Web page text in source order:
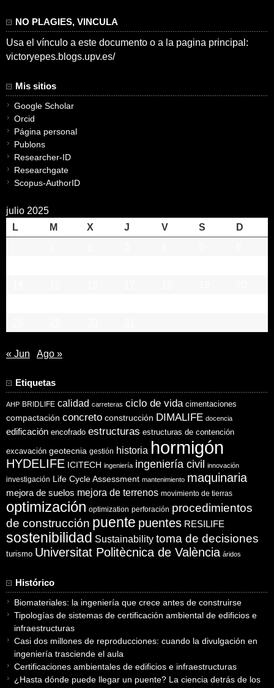
NO PLAGIES, VINCULA
Usa el vínculo a este documento o a la pagina principal:
victoryepes.blogs.upv.es/
Mis sitios
Google Scholar
Orcid
Página personal
Publons
Researcher-ID
Researchgate
Scopus-AuthorID
julio 2025
L
M X J V S
D
« Jun Ago »
Etiquetas
AHP BRIDLIFE calidad carreteras ciclo de vida cimentaciones
compactación concreto construcción DIMALIFE docencia
edificación encofrado estructuras estructuras de contención
excavación geotecnia gestión historia hormigón
HYDELIFE ICITECH ingeniería ingeniería civil innovación
investigación Life Cycle Assessment mantenimiento maquinaria
mejora de suelos mejora de terrenos movimiento de tierras
optimización optimization perforación procedimientos
de construcción puente puentes RESILIFE
sostenibilidad Sustainability toma de decisiones
turismo Universitat Politècnica de València áridos
Histórico
Biomateriales: la ingeniería que crece antes de construirse
Tipologías de sistemas de certificación ambiental de edificios e
infraestructuras
Casi dos millones de reproducciones: cuando la divulgación en
ingeniería trasciende el aula
Certificaciones ambientales de edificios e infraestructuras
¿Hasta dónde puede llegar un puente? La ciencia detrás de los